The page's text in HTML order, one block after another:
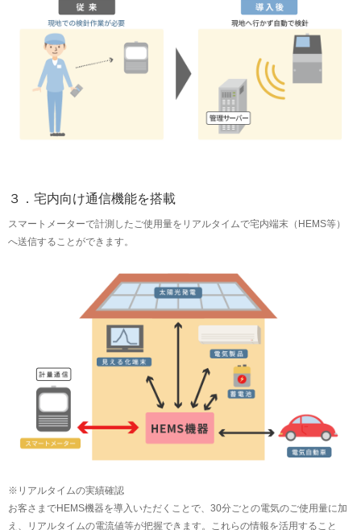
３．宅内向け通信機能を搭載
スマートメーターで計測したご使用量をリアルタイムで宅内端末（HEMS等）
へ送信することができます。
※リアルタイムの実績確認
お客さまでHEMS機器を導入いただくことで、30分ごとの電気のご使用量に加
え、リアルタイムの電流値等が把握できます。これらの情報を活用すること